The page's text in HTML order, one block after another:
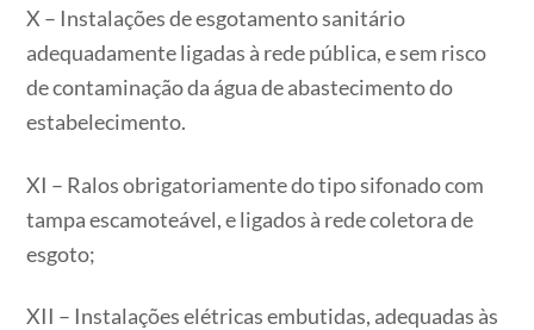
X – Instalações de esgotamento sanitário
adequadamente ligadas à rede pública, e sem risco
de contaminação da água de abastecimento do
estabelecimento.
XI – Ralos obrigatoriamente do tipo sifonado com
tampa escamoteável, e ligados à rede coletora de
esgoto;
XII – Instalações elétricas embutidas, adequadas às